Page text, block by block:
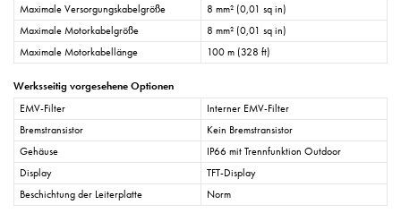
Maximale Versorgungskabelgröße
8 mm² (0,01 sq in)
Maximale Motorkabelgröße
8 mm² (0,01 sq in)
Maximale Motorkabellänge
100 m (328 ft)
Werksseitig vorgesehene Optionen
EMV-Filter
Interner EMV-Filter
Bremstransistor
Kein Bremstransistor
Gehäuse
IP66 mit Trennfunktion Outdoor
Display
TFT-Display
Beschichtung der Leiterplatte
Norm